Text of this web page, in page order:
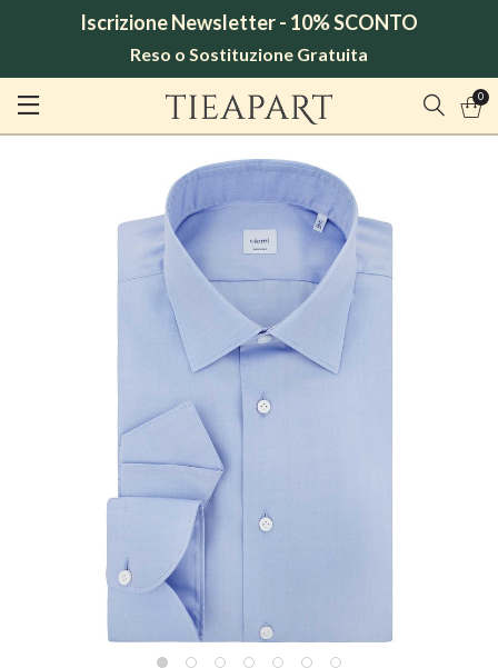
Iscrizione Newsletter - 10% SCONTO
Reso o Sostituzione Gratuita
0